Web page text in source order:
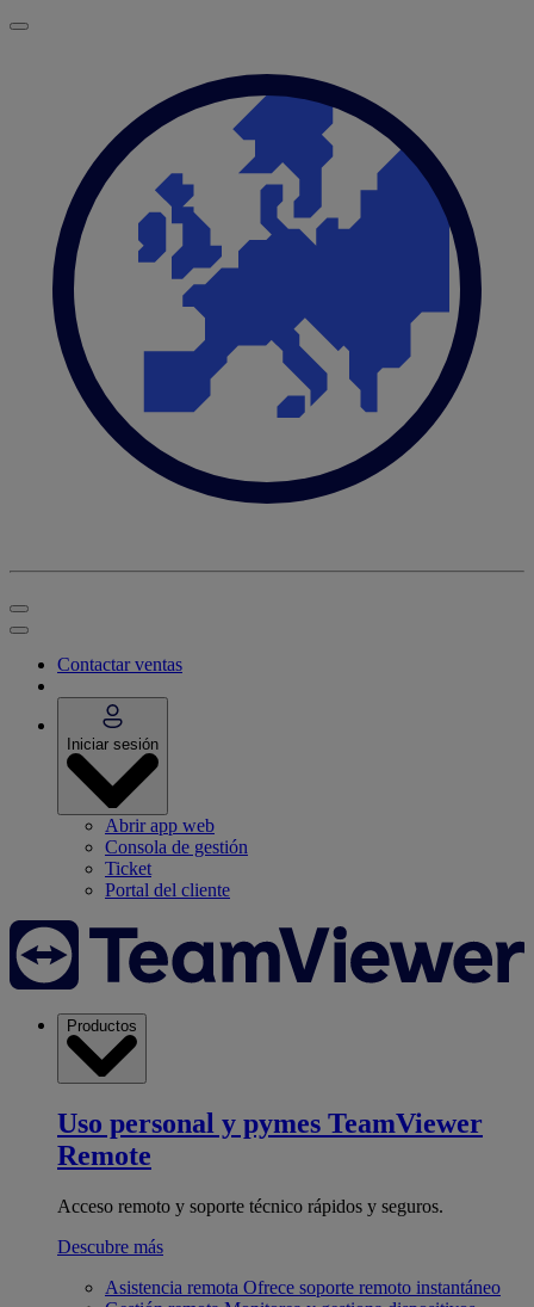
Contactar ventas
Iniciar sesión
Abrir app web
Consola de gestión
Ticket
Portal del cliente
Productos
Uso personal y pymes TeamViewer
Remote
Acceso remoto y soporte técnico rápidos y seguros.
Descubre más
Asistencia remota Ofrece soporte remoto instantáneo